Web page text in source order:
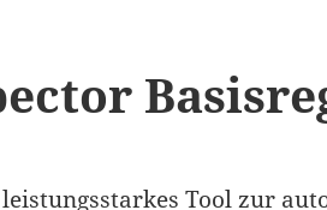
Tool zur